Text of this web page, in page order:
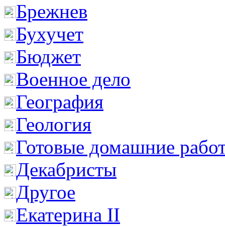
Брежнев
Бухучет
Бюджет
Военное дело
География
Геология
Готовые домашние
Декабристы
Другое
Екатерина II